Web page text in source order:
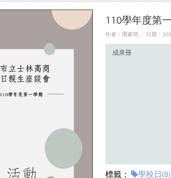
110學年度第
作者：周家琪 ╱ 日期：
成果冊
標籤：
學校日(8)